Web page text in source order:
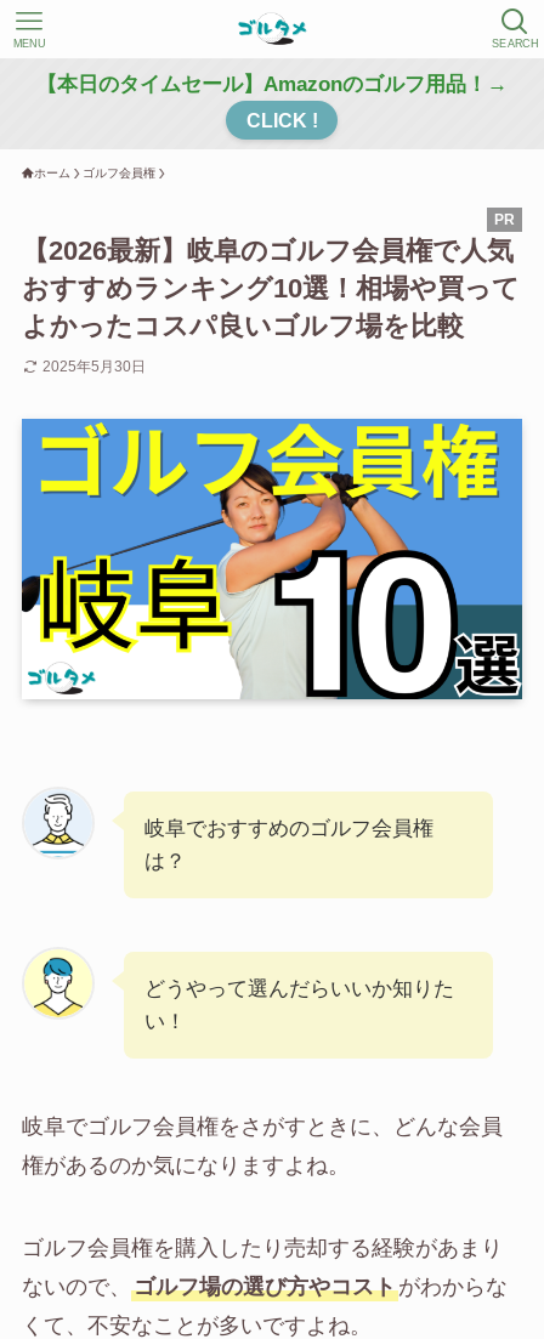
SEARCH
MENU
【本日のタイムセール】Amazonのゴルフ用品！→
CLICK !
ホーム ゴルフ会員権
【2026最新】岐阜のゴルフ会員権で人気
おすすめランキング10選！相場や買って
よかったコスパ良いゴルフ場を比較
2025年5月30日
岐阜でおすすめのゴルフ会員権
は？
どうやって選んだらいいか知りた
い！
岐阜でゴルフ会員権をさがすときに、どんな会員
権があるのか気になりますよね。
ゴルフ会員権を購入したり売却する経験があまり
ないので、 ゴルフ場の選び方やコストがわからな
くて、不安なことが多いですよね。